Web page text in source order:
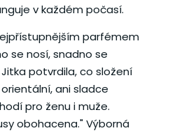
v každém počasí.
parfémem
se nosí, snadno se
potvrdila, co složení
ani sladce
pro ženu i muže.
obohacena." Výborná